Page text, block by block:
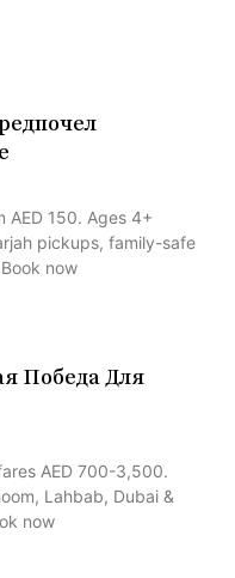
AED 150. Ages 4+
pickups, family-safe
now
Победа Для
AED 700-3,500.
Lahbab, Dubai &
now